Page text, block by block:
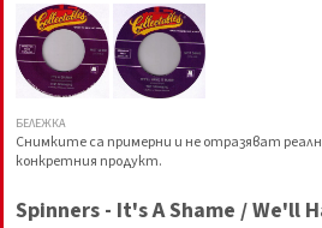
БЕЛЕЖКА
Снимките са примерни и не отразяват
конкретния продукт.
Spinners - It's A Shame / We'll